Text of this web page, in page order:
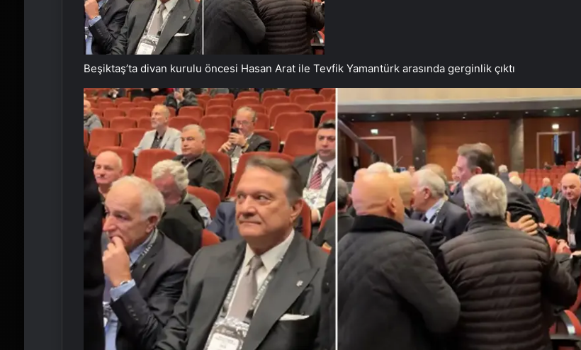
Beşiktaş’ta divan kurulu öncesi Hasan Arat ile Tevfik Yamantürk arasında gerginlik çıktı